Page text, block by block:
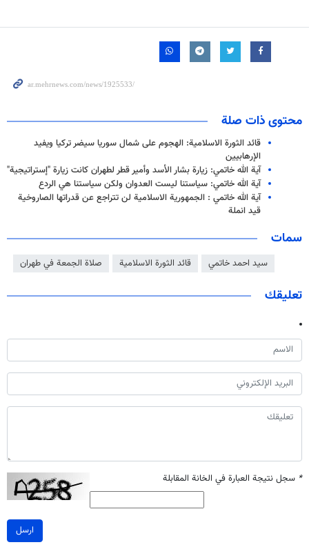
محتوى ذات صلة
قائد الثورة الاسلامية: الهجوم على شمال سوريا سيضر تركيا ويفيد
الإرهابيين
آية الله خاتمي: زيارة بشار الأسد وأمير قطر لطهران كانت زيارة "إستراتيجية"
آية الله خاتمي: سياستنا ليست العدوان ولكن سياستنا هي الردع
آية الله خاتمي : الجمهورية الاسلامية لن تتراجع عن قدراتها الصاروخية
قيد انملة
سمات
سيد احمد خاتمي قائد الثورة الاسلامية صلاة الجمعة في طهران
تعليقك
* سجل نتيجة العبارة في الخانة المقابلة
ارسل